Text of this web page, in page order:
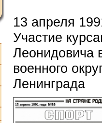
13 апреля
Участие
Леонидовича
военного
Ленинграда